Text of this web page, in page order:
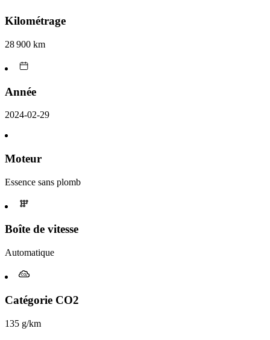
Kilométrage
28 900 km
Année
2024-02-29
Moteur
Essence sans plomb
Boîte de vitesse
Automatique
Catégorie CO2
135 g/km